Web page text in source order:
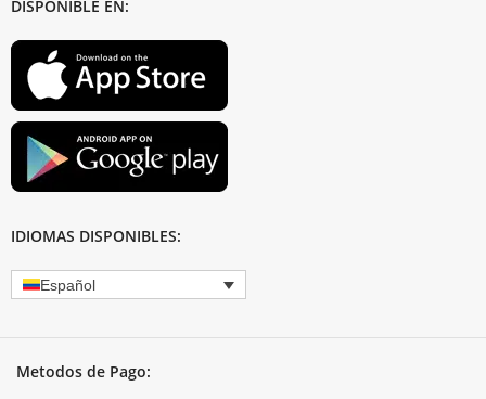
DISPONIBLE EN:
IDIOMAS DISPONIBLES:
Español
Metodos de Pago: